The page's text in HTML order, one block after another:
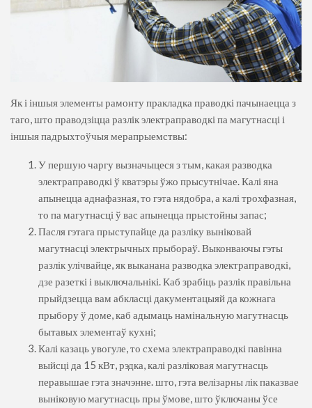
Як і іншыя элементы рамонту пракладка праводкі пачынаецца з
таго, што праводзіцца разлік электраправодкі па магутнасці і
іншыя падрыхтоўчыя мерапрыемствы:
У першую чаргу вызначыцеся з тым, какая разводка
электраправодкі ў кватэры ўжо прысутнічае. Калі яна
апынецца аднафазная, то гэта нядобра, а калі трохфазная,
то па магутнасці ў вас апынецца прыстойны запас;
Пасля гэтага прыступайце да разліку выніковай
магутнасці электрычных прыбораў. Выконваючы гэты
разлік улічвайце, як выканана разводка электраправодкі,
дзе разеткі і выключальнікі. Каб зрабіць разлік правільна
прыйдзецца вам абкласці дакументацыяй да кожнага
прыбору ў доме, каб адымаць намінальную магутнасць
бытавых элементаў кухні;
Калі казаць увогуле, то схема электраправодкі павінна
выйсці да 15 кВт, рэдка, калі разліковая магутнасць
перавышае гэта значэнне. што, гэта велізарны лік паказвае
выніковую магутнасць пры ўмове, што ўключаны ўсе